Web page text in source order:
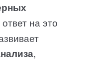
на это
,